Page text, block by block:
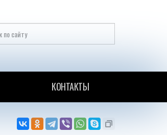
КОНТАКТЫ